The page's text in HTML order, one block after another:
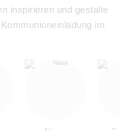
inspirieren und gestalte
im